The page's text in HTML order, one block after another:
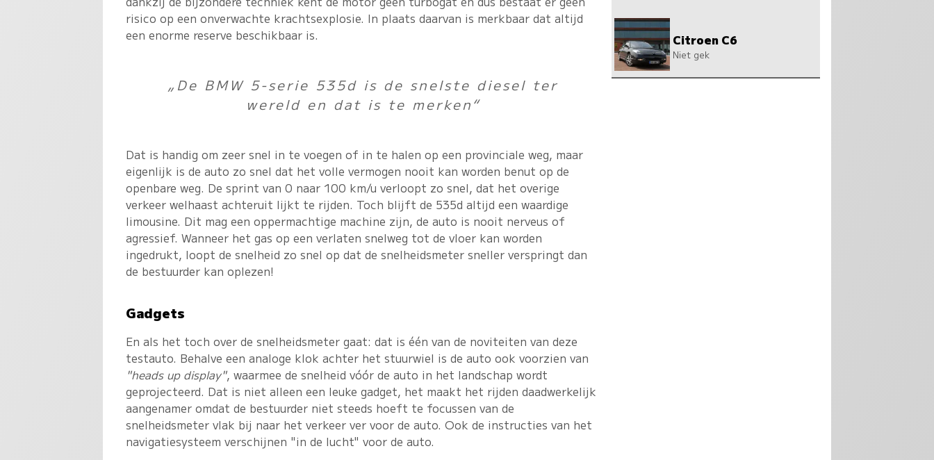
risico op een onverwachte krachtsexplosie. In plaats daarvan is merkbaar dat altijd
een enorme reserve beschikbaar is.
„De BMW 5-serie 535d is de snelste diesel ter
wereld en dat is te merken“
Dat is handig om zeer snel in te voegen of in te halen op een provinciale weg, maar
eigenlijk is de auto zo snel dat het volle vermogen nooit kan worden benut op de
openbare weg. De sprint van 0 naar 100 km/u verloopt zo snel, dat het overige
verkeer welhaast achteruit lijkt te rijden. Toch blijft de 535d altijd een waardige
limousine. Dit mag een oppermachtige machine zijn, de auto is nooit nerveus of
agressief. Wanneer het gas op een verlaten snelweg tot de vloer kan worden
ingedrukt, loopt de snelheid zo snel op dat de snelheidsmeter sneller verspringt dan
de bestuurder kan oplezen!
Gadgets
En als het toch over de snelheidsmeter gaat: dat is één van de noviteiten van deze
testauto. Behalve een analoge klok achter het stuurwiel is de auto ook voorzien van
"heads up display", waarmee de snelheid vóór de auto in het landschap wordt
geprojecteerd. Dat is niet alleen een leuke gadget, het maakt het rijden daadwerkelijk
aangenamer omdat de bestuurder niet steeds hoeft te focussen van de
snelheidsmeter vlak bij naar het verkeer ver voor de auto. Ook de instructies van het
navigatiesysteem verschijnen "in de lucht" voor de auto.
Citroen C6
Niet gek